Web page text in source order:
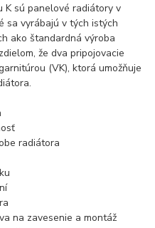
K sú panelové radiátory v
sa vyrábajú v tých istých
ako štandardná výroba
že dva pripojovacie
(VK), ktorá umožňuje
radiátora
na zavesenie a montáž